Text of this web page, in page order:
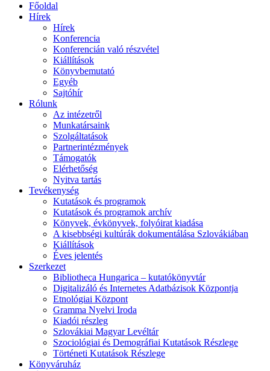
Főoldal
Hírek
Hírek
Konferencia
Konferencián való részvétel
Kiállítások
Könyvbemutató
Egyéb
Sajtóhír
Rólunk
Az intézetről
Munkatársaink
Szolgáltatások
Partnerintézmények
Támogatók
Elérhetőség
Nyitva tartás
Tevékenység
Kutatások és programok
Kutatások és programok archív
Könyvek, évkönyvek, folyóirat kiadása
A kisebbségi kultúrák dokumentálása Szlovákiában
Kiállítások
Éves jelentés
Szerkezet
Bibliotheca Hungarica – kutatókönyvtár
Digitalizáló és Internetes Adatbázisok Központja
Etnológiai Központ
Gramma Nyelvi Iroda
Kiadói részleg
Szlovákiai Magyar Levéltár
Szociológiai és Demográfiai Kutatások Részlege
Történeti Kutatások Részlege
Könyváruház